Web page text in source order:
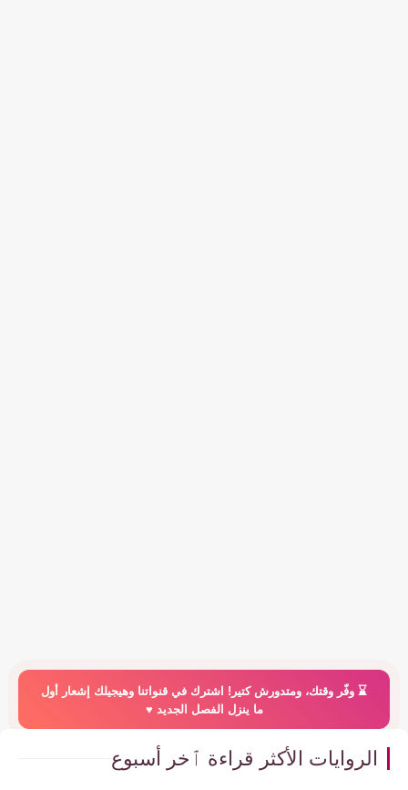
⌛️ وفّر وقتك، ومتدورش كتير! اشترك في قنواتنا وهيجيلك إشعار أول
ما ينزل الفصل الجديد ♥️
الروايات الأكثر قراءة ٱخر أسبوع